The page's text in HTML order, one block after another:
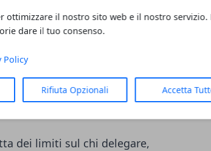
ottimizzare il nostro sito web e il nostro servizio.
dare il tuo consenso.
Policy
Rifiuta Opzionali Accetta
compilata, datata e
inviata
per cui il
del delegato e
dei limiti sul chi delegare,